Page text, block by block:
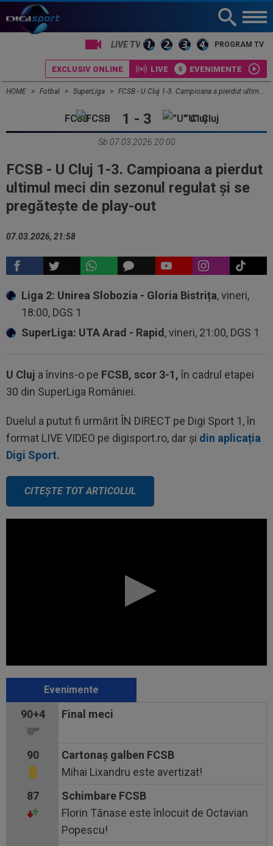
PROGRAM TV
EXCLUSIV ONLINE LIVE EVENIMENTE
HOME Fotbal SuperLiga FCSB - U Cluj 1-3. Campioana a pierdut ultimul meci din sezonul regulat și se pregătește de play-out
FCSB 1 - 3 ”U” Cluj
Sb 07.03.2026 20:00
FCSB - U Cluj 1-3. Campioana a pierdut
ultimul meci din sezonul regulat și se
pregătește de play-out
07.03.2026, 21:58
Liga 2: Unirea Slobozia - Gloria Bistrița, vineri,
18:00, DGS 1
SuperLiga: UTA Arad - Rapid , vineri, 21:00, DGS 1
U Cluj a învins-o pe FCSB, scor 3-1,în cadrul etapei
30 din SuperLiga României.
Duelul a putut fi urmărit ÎN DIRECT pe Digi Sport 1, în
format LIVE VIDEO pe digisport.ro, dar și din aplicația
Digi Sport.
Evenimente
90+4 Final meci
90
Cartonaş galben FCSB
Mihai Lixandru este avertizat!
87
Schimbare FCSB
Florin Tănase este înlocuit de Octavian
Popescu!